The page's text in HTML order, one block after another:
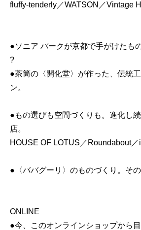
fluffy-tenderly／WATSON／Vintage
●ソニア パークが京都で手がけたも
?
●茶筒の〈開化堂〉が作った、伝統
ン。
●もの選びも空間づくりも。進化し
店。
HOUSE OF LOTUS／Roundabout／
●〈ババグーリ〉のものづくり。そ
ONLINE
●今、このオンラインショップから目